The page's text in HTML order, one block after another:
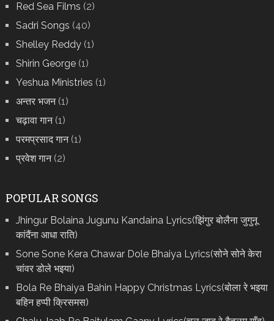
Red Sea Films (2)
Sadri Songs (40)
Shelley Reddy(1)
Shirin George(1)
Yeshua Ministries (1)
अन्तर भजन(1)
चढ़ावा गान(1)
परमप्रसाद गान(1)
प्रवेश गान(2)
POPULAR SONGS
Jhingur Bolaina Jugunu Kandaina Lyrics(झिंगुर बोलैना जुगुनू
कांदैंना आधा राति)
Sone Sone Kera Chawar Dole Bhaiya Lyrics(सोने सोने केरा
चांवर डोले भइया)
Bola Re Bh‌aiya Bahin Happy Christmas Lyrics(बोला रे भ‌इया
बहिन हप्पी क्रिसमस)